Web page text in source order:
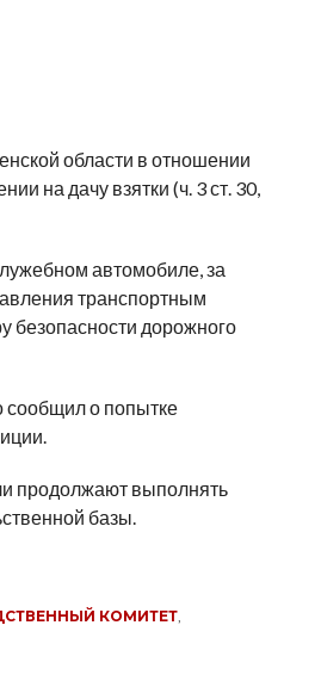
области в отношении
на дачу взятки (ч. 3 ст. 30,
автомобиле, за
транспортным
безопасности дорожного
сообщил о попытке
продолжают выполнять
базы.
КОМИТЕТ,